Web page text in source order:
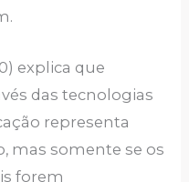
explica que
das tecnologias
representa
mas somente se os
forem